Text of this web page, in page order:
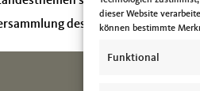
dieser Website
können bestimmte
Funktional
des Fördervereins des